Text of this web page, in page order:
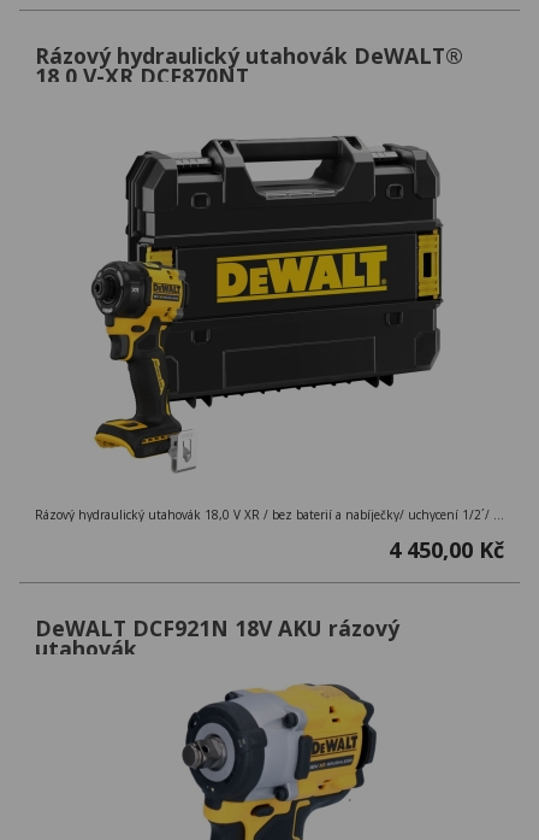
Rázový hydraulický utahovák DeWALT®
18,0 V-XR DCF870NT
Rázový hydraulický utahovák 18,0 V XR / bez baterií a nabíječky/ uchycení 1/2´/ 56 Nm, kufr TSTAK
4 450,00 Kč
DeWALT DCF921N 18V AKU rázový
utahovák